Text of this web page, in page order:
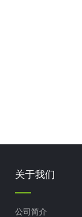
关于我们
公司简介